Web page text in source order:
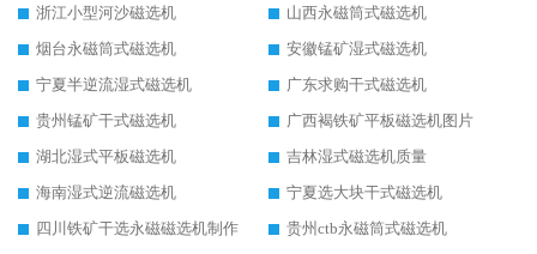
浙江小型河沙磁选机
山西永磁筒式磁选机
烟台永磁筒式磁选机
安徽锰矿湿式磁选机
宁夏半逆流湿式磁选机
广东求购干式磁选机
贵州锰矿干式磁选机
广西褐铁矿平板磁选机图片
湖北湿式平板磁选机
吉林湿式磁选机质量
海南湿式逆流磁选机
宁夏选大块干式磁选机
四川铁矿干选永磁磁选机制作
贵州ctb永磁筒式磁选机